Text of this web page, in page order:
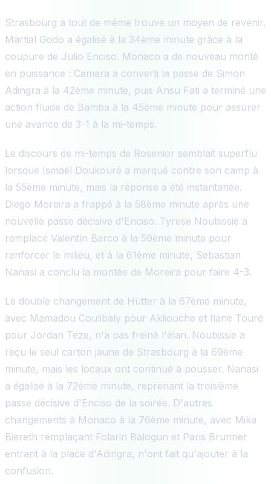
Strasbourg a tout de même trouvé un moyen de revenir.
Martial Godo a égalisé à la 34ème minute grâce à la
coupure de Julio Enciso. Monaco a de nouveau monté
en puissance : Camara a converti la passe de Simon
Adingra à la 42ème minute, puis Ansu Fati a terminé une
action fluide de Bamba à la 45ème minute pour assurer
une avance de 3-1 à la mi-temps.
Le discours de mi-temps de Rosenior semblait superflu
lorsque Ismaël Doukouré a marqué contre son camp à
la 55ème minute, mais la réponse a été instantanée.
Diego Moreira a frappé à la 58ème minute après une
nouvelle passe décisive d'Enciso. Tyrese Noubissie a
remplacé Valentín Barco à la 59ème minute pour
renforcer le milieu, et à la 61ème minute, Sebastian
Nanasi a conclu la montée de Moreira pour faire 4-3.
Le double changement de Hütter à la 67ème minute,
avec Mamadou Coulibaly pour Akliouche et Ilane Touré
pour Jordan Teze, n'a pas freiné l'élan. Noubissie a
reçu le seul carton jaune de Strasbourg à la 69ème
minute, mais les locaux ont continué à pousser. Nanasi
a égalisé à la 72ème minute, reprenant la troisième
passe décisive d'Enciso de la soirée. D'autres
changements à Monaco à la 76ème minute, avec Mika
Biereth remplaçant Folarin Balogun et Paris Brunner
entrant à la place d'Adingra, n'ont fait qu'ajouter à la
confusion.